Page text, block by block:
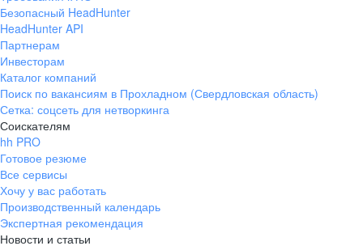
Безопасный HeadHunter
HeadHunter API
Партнерам
Инвесторам
Каталог компаний
Поиск по вакансиям в Прохладном (Свердловская область)
Сетка: соцсеть для нетворкинга
Соискателям
hh PRO
Готовое резюме
Все сервисы
Хочу у вас работать
Производственный календарь
Экспертная рекомендация
Новости и статьи